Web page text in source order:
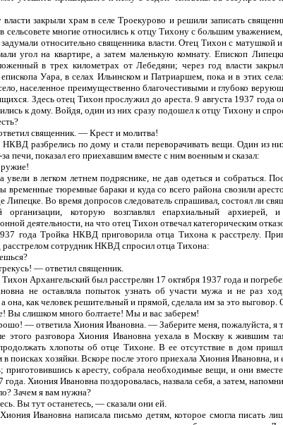
закрыли храм в селе Троекурово и решили записать
сельсовете многие относились к отцу Тихону с большим
относительно священника власти. Отец Тихон с
угол на квартире, а затем маленькую комнату. Епископ
в трех километрах от Лебедяни; через год власти
Уара, в селах Ильинском и Патриаршем, пока и в этих
населенное преимущественно благочестивыми и глубоко
Здесь отец Тихон прослужил до ареста. 9 августа 1937 года
к дому. Войдя, один из них сразу подошел к отцу Тихону и
священник. — Крест и молитва!
разбрелись по дому и стали переворачивать вещи. Один из
печи, показал его приехавшим вместе с ним военным и сказал:
увели в легком летнем подряснике, не дав одеться и собраться.
временные тюремные бараки и куда со всего района свозили
Липецке. Во время допросов следователь спрашивал, состоял ли
организации, которую возглавлял епархиальный
деятельности, на что отец Тихон отвечал категорическим
года Тройка НКВД приговорила отца Тихона к расстрелу.
сотрудник НКВД спросил отца Тихона:
— ответил священник.
Архангельский был расстрелян 17 октября 1937 года и
не оставляла попыток узнать об участи мужа и не раз
она, как человек решительный и прямой, сделала им за это
Вы слишком много болтаете! Мы и вас заберем!
— ответила Хиония Ивановна. — Заберите меня, пожалуйста, я
этого разговора Хиония Ивановна уехала в Москву к жившим
хлопоты об отце Тихоне. В ее отсутствие в дом
поисках хозяйки. Вскоре после этого приехала Хиония Ивановна, и
приготовившись к аресту, собрала необходимые вещи, и они
года. Хиония Ивановна поздоровалась, назвала себя, а затем,
Зачем я вам нужна?
Вы тут останетесь, — сказали они ей.
Ивановна написала письмо детям, которое смогла писать